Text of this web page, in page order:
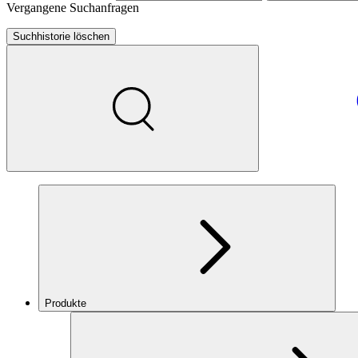
Vergangene Suchanfragen
Suchhistorie löschen
Produkte